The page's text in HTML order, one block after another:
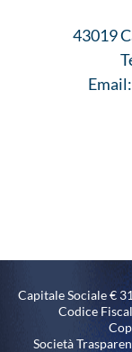
43019
Email:
Capitale Sociale €
Codice
Società